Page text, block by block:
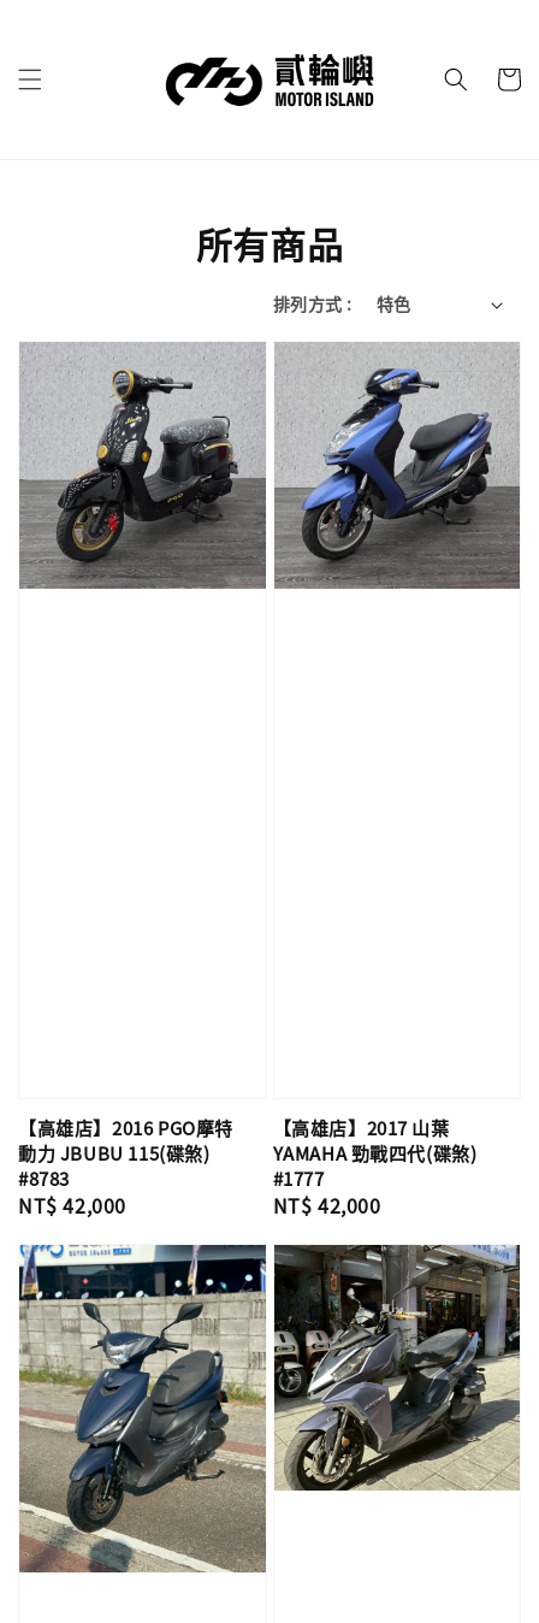
所有商品
排列方式 :
【高雄店】2016 PGO摩特
動力 JBUBU 115(碟煞)
#8783
Regular
NT$ 42,000
【高雄店】2017 山葉
YAMAHA 勁戰四代(碟煞)
#1777
Regular
NT$ 42,000